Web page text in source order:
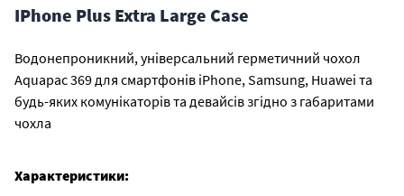
IPhone Plus Extra Large Case
Водонепроникний, універсальний герметичний чохол
Aquapac 369 для смартфонів iPhone, Samsung, Huawei та
будь-яких комунікаторів та девайсів згідно з габаритами
чохла
Характеристики: